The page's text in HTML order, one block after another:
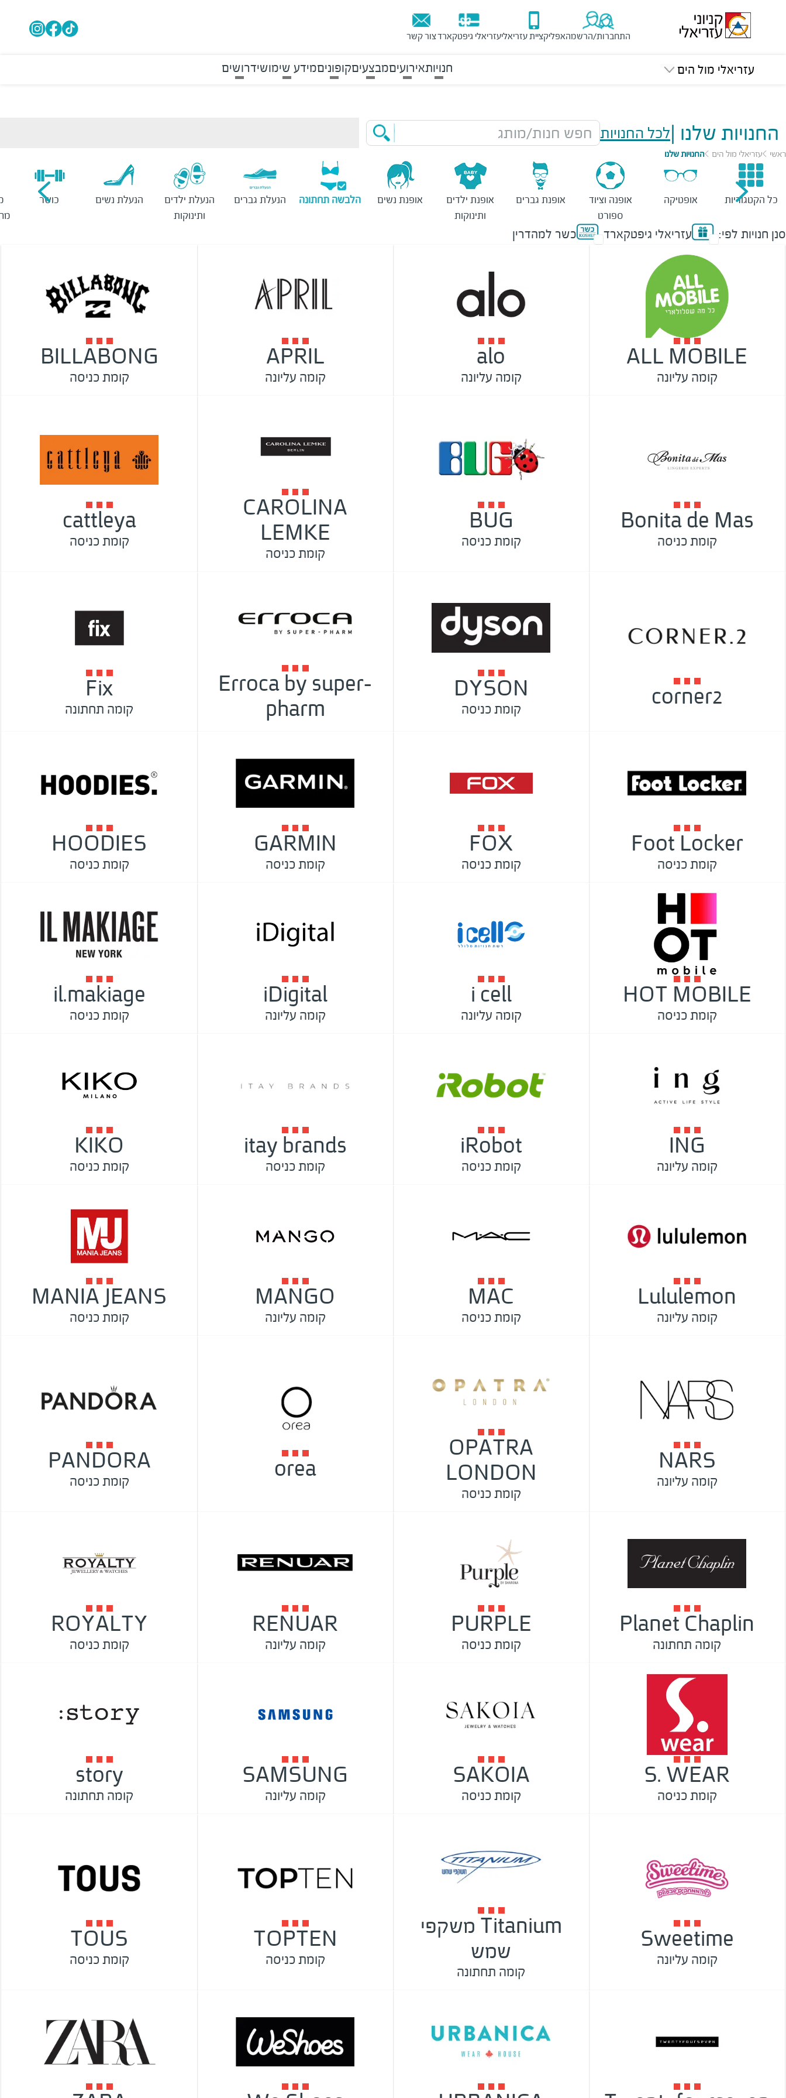
התחברות/הרשמהאפליקציית עזריאליעזריאלי גיפטקארדצור קשר
עזריאלי מול הים חנויותאירועיםמבצעיםקופוניםמידע שימושידרושים
החנויות שלנו |לכל החנויות חפש חנות/מותג
ראשי עזריאלי מול הים החנויות שלנו
כל הקטגוריות אופטיקה
אופנה וציוד
ספורט
אופנת גברים
אופנת ילדים
ותינוקות
אופנת נשים הלבשה תחתונה הנעלת גברים
הנעלת ילדים
ותינוקות
הנעלת נשים כושר
סנן חנויות לפי: עזריאלי גיפטקארד כשר למהדרין
ALL MOBILE
קומה עליונה
alo
קומה עליונה
APRIL
קומה עליונה
BILLABONG
קומת כניסה
Bonita de Mas
קומת כניסה
BUG
קומת כניסה
CAROLINA
LEMKE
קומת כניסה
cattleya
קומת כניסה
corner2
DYSON
קומת כניסה
Erroca by super-
pharm
Fix
קומה תחתונה
Foot Locker
קומת כניסה
FOX
קומת כניסה
GARMIN
קומת כניסה
HOODIES
קומת כניסה
HOT MOBILE
קומת כניסה
i cell
קומה עליונה
iDigital
קומה עליונה
il.makiage
קומת כניסה
ING
קומה עליונה
iRobot
קומת כניסה
itay brands
קומת כניסה
KIKO
קומת כניסה
Lululemon
קומה עליונה
MAC
קומת כניסה
MANGO
קומה עליונה
MANIA JEANS
קומת כניסה
NARS
קומה עליונה
OPATRA
LONDON
קומת כניסה
orea
PANDORA
קומת כניסה
Planet Chaplin
קומה תחתונה
PURPLE
קומת כניסה
RENUAR
קומה עליונה
ROYALTY
קומת כניסה
S. WEAR
קומת כניסה
SAKOIA
קומת כניסה
SAMSUNG
קומה עליונה
story
קומה תחתונה
Sweetime
קומה עליונה
Titanium משקפי
שמש
קומה תחתונה
TOPTEN
קומת כניסה
TOUS
קומת כניסה